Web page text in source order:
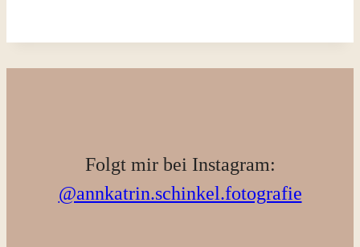
Folgt mir bei Instagram:
@annkatrin.schinkel.fotografie